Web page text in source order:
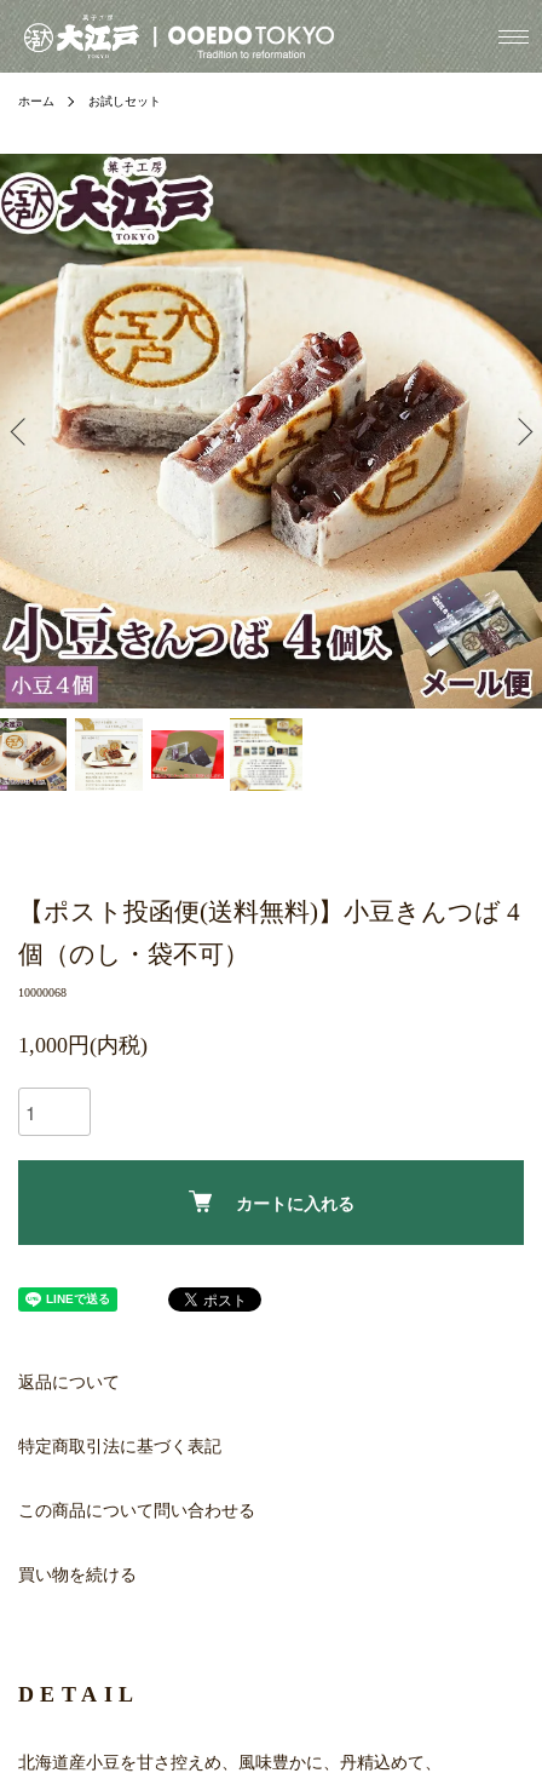
ホーム お試しセット
【ポスト投函便(送料無料)】小豆きんつば 4
個（のし・袋不可）
10000068
1,000円(内税)
カートに入れる
返品について
特定商取引法に基づく表記
この商品について問い合わせる
買い物を続ける
DETAIL
北海道産小豆を甘さ控えめ、風味豊かに、丹精込めて、